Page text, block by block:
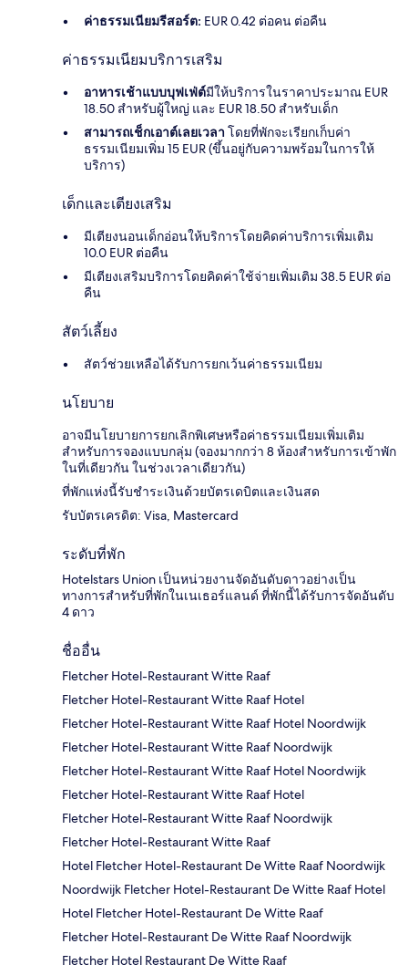
ค่าธรรมเนียมรีสอร์ต: EUR 0.42 ต่อคน ต่อคืน
ค่าธรรมเนียมบริการเสริม
อาหารเช้าแบบบุฟเฟ่ต์มีให้บริการในราคาประมาณ EUR
18.50 สำหรับผู้ใหญ่ และ EUR 18.50 สำหรับเด็ก
สามารถเช็กเอาต์เลยเวลา โดยที่พักจะเรียกเก็บค่า
ธรรมเนียมเพิ่ม 15 EUR (ขึ้นอยู่กับความพร้อมในการให้
บริการ)
เด็กและเตียงเสริม
มีเตียงนอนเด็กอ่อนให้บริการโดยคิดค่าบริการเพิ่มเติม
10.0 EUR ต่อคืน
มีเตียงเสริมบริการโดยคิดค่าใช้จ่ายเพิ่มเติม 38.5 EUR ต่อ
คืน
สัตว์เลี้ยง
สัตว์ช่วยเหลือได้รับการยกเว้นค่าธรรมเนียม
นโยบาย
อาจมีนโยบายการยกเลิกพิเศษหรือค่าธรรมเนียมเพิ่มเติม
สำหรับการจองแบบกลุ่ม (จองมากกว่า 8 ห้องสำหรับการเข้าพัก
ในที่เดียวกัน ในช่วงเวลาเดียวกัน)
ที่พักแห่งนี้รับชำระเงินด้วยบัตรเดบิตและเงินสด
รับบัตรเครดิต: Visa, Mastercard
ระดับที่พัก
Hotelstars Union เป็นหน่วยงานจัดอันดับดาวอย่างเป็น
ทางการสำหรับที่พักในเนเธอร์แลนด์ ที่พักนี้ได้รับการจัดอันดับ
4 ดาว
ชื่ออื่น
Fletcher Hotel-Restaurant Witte Raaf
Fletcher Hotel-Restaurant Witte Raaf Hotel
Fletcher Hotel-Restaurant Witte Raaf Hotel Noordwijk
Fletcher Hotel-Restaurant Witte Raaf Noordwijk
Fletcher Hotel-Restaurant Witte Raaf Hotel Noordwijk
Fletcher Hotel-Restaurant Witte Raaf Hotel
Fletcher Hotel-Restaurant Witte Raaf Noordwijk
Fletcher Hotel-Restaurant Witte Raaf
Hotel Fletcher Hotel-Restaurant De Witte Raaf Noordwijk
Noordwijk Fletcher Hotel-Restaurant De Witte Raaf Hotel
Hotel Fletcher Hotel-Restaurant De Witte Raaf
Fletcher Hotel-Restaurant De Witte Raaf Noordwijk
Fletcher Hotel Restaurant De Witte Raaf